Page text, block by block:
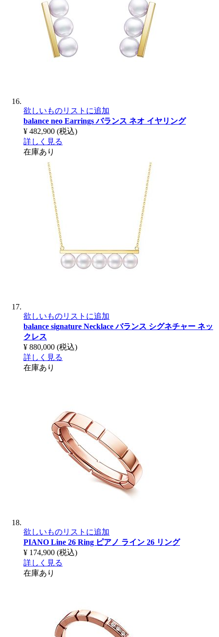
欲しいものリストに追加
balance neo Earringsバランス ネオ イヤリング
¥ 482,900 (税込)
詳しく見る
在庫あり
欲しいものリストに追加
balance signature Necklaceバランス シグネチャー ネッ
クレス
¥ 880,000 (税込)
詳しく見る
在庫あり
欲しいものリストに追加
PIANO Line 26 Ring ピアノ ライン 26 リング
¥ 174,900 (税込)
詳しく見る
在庫あり